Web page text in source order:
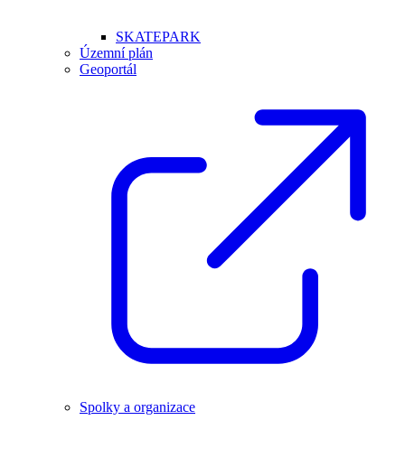
SKATEPARK
Územní plán
Geoportál
Spolky a organizace